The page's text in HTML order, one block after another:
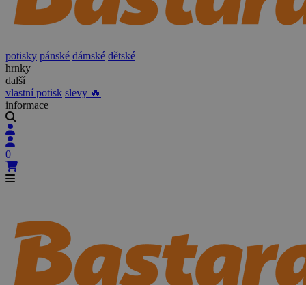
potisky pánské dámské dětské
hrnky
další
vlastní potisk slevy 🔥
informace
0